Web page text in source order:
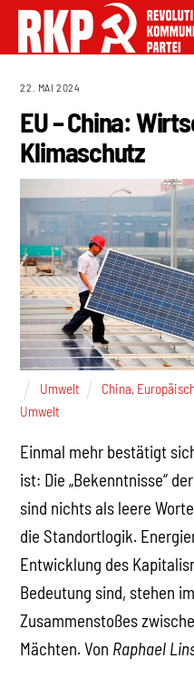
22. MAI 2024
EU – China:
Klimaschutz
Umwelt China,
Umwelt
Einmal mehr bestätigt
ist: Die „Bekenntnisse“
sind nichts als leere
die Standortlogik.
Entwicklung des
Bedeutung sind, stehen
Zusammenstoßes
Mächten. Von Raphael